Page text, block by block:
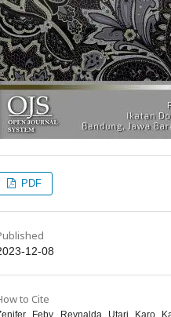
PDF
12-08
to Cite
Feby, Reynalda Utari Karo